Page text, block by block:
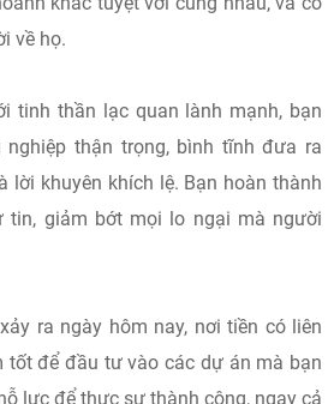
về họ.
tinh thần lạc quan lành mạnh, bạn
nghiệp thận trọng, bình tĩnh đưa ra
lời khuyên khích lệ. Bạn hoàn thành
tin, giảm bớt mọi lo ngại mà người
ra ngày hôm nay, nơi tiền có liên
để đầu tư vào các dự án mà bạn
lực để thực sự thành công, ngay cả